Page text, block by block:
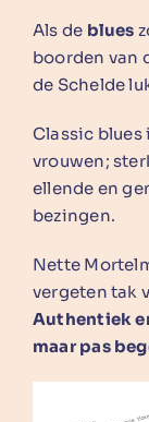
Als de blues
boorden van
de Schelde
Classic blues
vrouwen;
ellende en
bezingen.
Nette
vergeten tak
Authentiek
maar pas